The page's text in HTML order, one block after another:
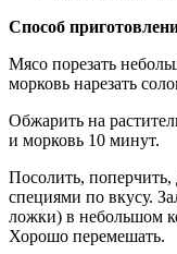
Способ
Мясо порезать
морковь нарезать
Обжарить на
и морковь 10 минут.
Посолить, поперчить,
специями по вкусу.
ложки) в небольшом
Хорошо перемешать.